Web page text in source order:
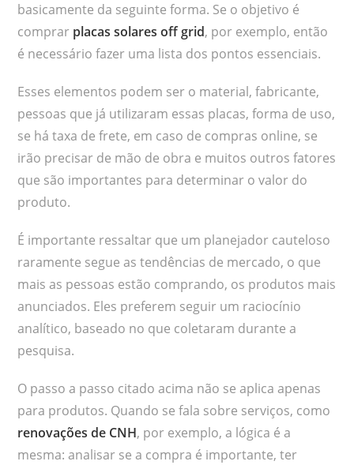
basicamente da seguinte forma. Se o objetivo é
comprar placas solares off grid, por exemplo, então
é necessário fazer uma lista dos pontos essenciais.
Esses elementos podem ser o material, fabricante,
pessoas que já utilizaram essas placas, forma de uso,
se há taxa de frete, em caso de compras online, se
irão precisar de mão de obra e muitos outros fatores
que são importantes para determinar o valor do
produto.
É importante ressaltar que um planejador cauteloso
raramente segue as tendências de mercado, o que
mais as pessoas estão comprando, os produtos mais
anunciados. Eles preferem seguir um raciocínio
analítico, baseado no que coletaram durante a
pesquisa.
O passo a passo citado acima não se aplica apenas
para produtos. Quando se fala sobre serviços, como
renovações de CNH, por exemplo, a lógica é a
mesma: analisar se a compra é importante, ter